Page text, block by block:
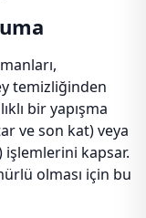
temizliğinden
bir yapışma
ve son kat) veya
kapsar.
olması için bu